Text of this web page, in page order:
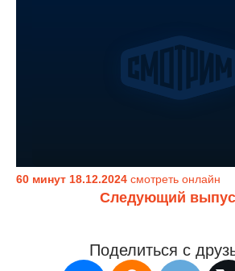
60 минут 18.12.2024 смотреть онлайн
Следующий
Поделиться с